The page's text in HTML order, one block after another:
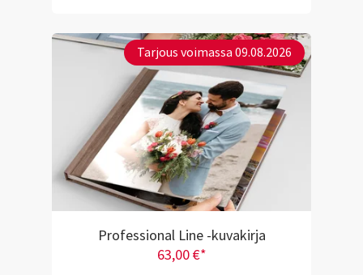
Tarjous voimassa 09.08.2026
Professional Line -kuvakirja
63,00 €*